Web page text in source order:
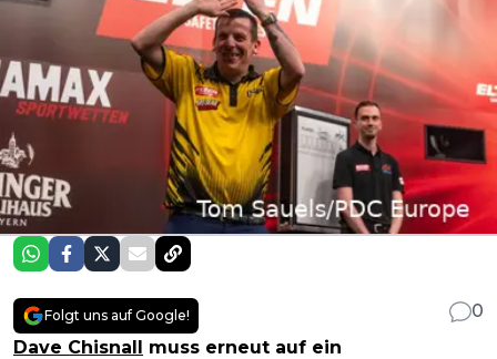
Folgt uns auf Google!
0
Dave Chisnall muss erneut auf ein